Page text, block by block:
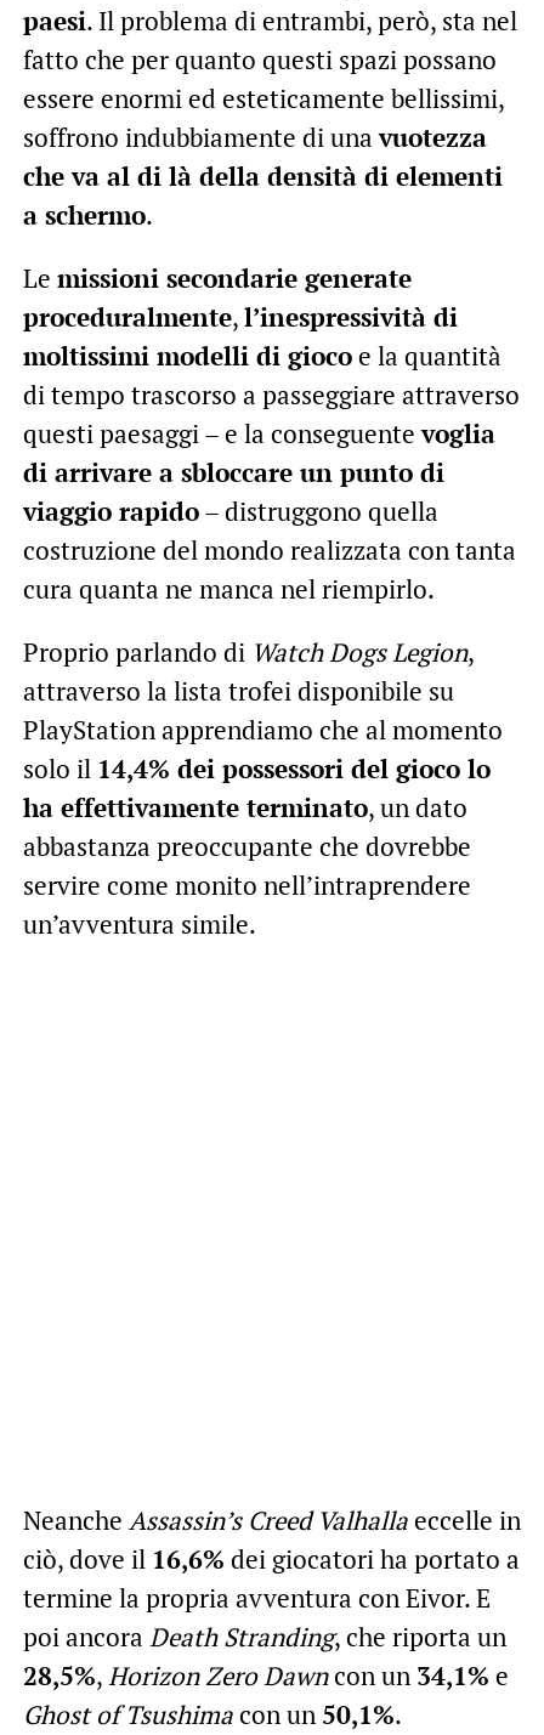
paesi. Il problema di entrambi, però, sta nel
fatto che per quanto questi spazi possano
essere enormi ed esteticamente bellissimi,
soffrono indubbiamente di unavuotezza
che va al di là della densità di elementi
a schermo.
Le missioni secondarie generate
proceduralmente,l’inespressività di
moltissimi modelli di giocoe la quantità
di tempo trascorso a passeggiare attraverso
questi paesaggi – e la conseguentevoglia
di arrivare a sbloccare un punto di
viaggio rapido– distruggono quella
costruzione del mondo realizzata con tanta
cura quanta ne manca nel riempirlo.
Proprio parlando di Watch Dogs Legion,
attraverso la lista trofei disponibile su
PlayStation apprendiamo che al momento
solo il 14,4% dei possessori del gioco lo
ha effettivamente terminato, un dato
abbastanza preoccupante che dovrebbe
servire come monito nell’intraprendere
un’avventura simile.
Neanche Assassin’s Creed Valhallaeccelle in
ciò, dove il 16,6% dei giocatori ha portato a
termine la propria avventura con Eivor. E
poi ancora Death Stranding, che riporta un
28,5%,Horizon Zero Dawncon un 34,1% e
Ghost of Tsushimacon un 50,1%.